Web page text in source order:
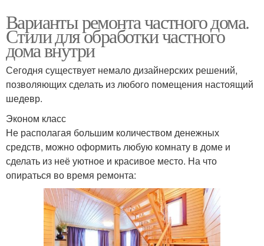
Варианты ремонта частного дома.
Стили для обработки частного
дома внутри
Сегодня существует немало дизайнерских решений,
позволяющих сделать из любого помещения настоящий
шедевр.
Эконом класс
Не располагая большим количеством денежных
средств, можно оформить любую комнату в доме и
сделать из неё уютное и красивое место. На что
опираться во время ремонта: